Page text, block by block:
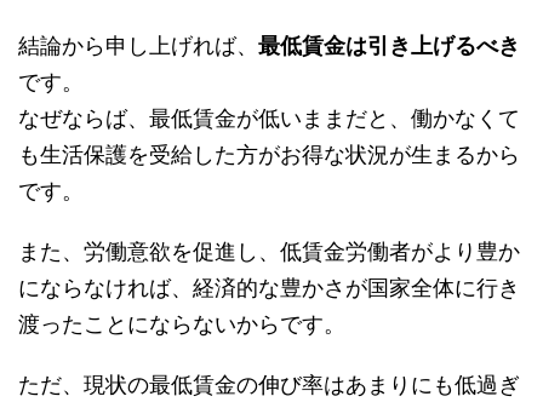
結論から申し上げれば、 最低賃金は引き上げるべき
です。
なぜならば、最低賃金が低いままだと、働かなくて
も生活保護を受給した方がお得な状況が生まるから
です。
また、労働意欲を促進し、低賃金労働者がより豊か
にならなければ、経済的な豊かさが国家全体に行き
渡ったことにならないからです。
ただ、現状の最低賃金の伸び率はあまりにも低過ぎ